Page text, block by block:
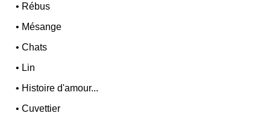
• Rébus
• Mésange
•Chats
• Lin
• Histoire d'amour...
•Cuvettier